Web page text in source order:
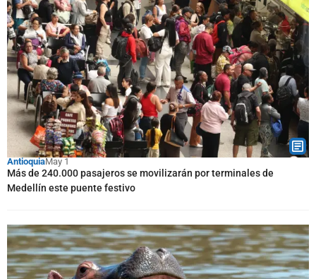
AntioquiaMay 1
Más de 240.000 pasajeros se movilizarán por terminales de
Medellín este puente festivo